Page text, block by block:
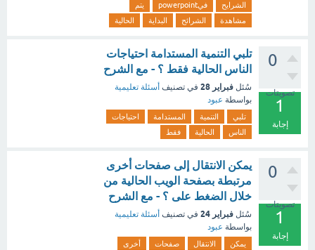
الشرايح
فيpowerpoint
يتم
مشاهدة
الشرائح البداية الحالية
0
تصويتات
1
إجابة
تلبي التنمية المستدامة احتياجات
الناس الحالية فقط ؟ - مع الشرح
سُئل فبراير 28 في تصنيف أسئلة تعليمية
بواسطة عبود
تلبي التنمية المستدامة
احتياجات
الناس
الحالية فقط
0
تصويتات
1
إجابة
يمكن الانتقال إلى صفحات أخرى
مرتبطة بصفحة الويب الحالية من
خلال الضغط على ؟ - مع الشرح
سُئل فبراير 24 في تصنيف أسئلة تعليمية
بواسطة عبود
يمكن الانتقال صفحات
أخرى